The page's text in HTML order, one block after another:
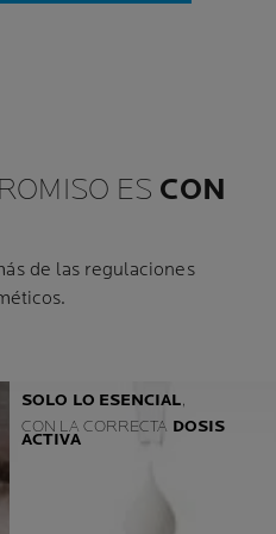
ES CON
de las regulaciones
SOLO LO ESENCIAL,
CON LA CORRECTA DOSIS
ACTIVA